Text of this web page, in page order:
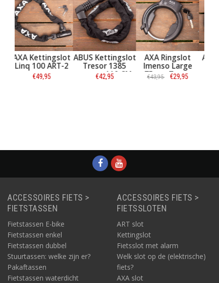
AXA Kettingslot
Linq 100 ART-2
€49,95
ABUS Kettingslot
Tresor 1385
zwart - 110 CM
€42,95
AXA Ringslot
Imenso Large
75mm Zwart
ART-2 keurmerk
€43,95 €29,95
ACCESSOIRES FIETS >
FIETSTASSEN
Fietstassen E-bike
Fietstassen enkel
Fietstassen dubbel
Stuurtassen: welke zijn er?
Pakaftassen
Fietstassen waterdicht
ACCESSOIRES FIETS >
FIETSSLOTEN
ART slot
Kettingslot
Fietsslot met alarm
Welk slot op de (elektrische)
fiets?
AXA slot